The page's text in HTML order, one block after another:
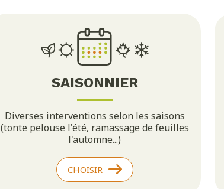
SAISONNIER
Diverses interventions selon les saisons
(tonte pelouse l'été, ramassage de feuilles
l'automne...)
CHOISIR